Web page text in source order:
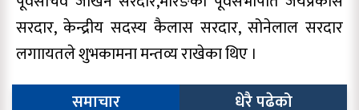
सरदार, केन्द्रीय सदस्य कैलास सरदार, सोनेलाल सरदार
लगाायतले शुभकामना मन्तव्य राखेका थिए ।
समाचार
धेरै पढेको